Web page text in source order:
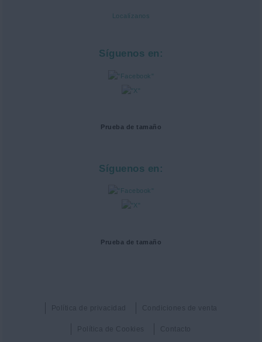
Localízanos
Síguenos en:
Prueba de tamaño
Síguenos en:
Prueba de tamaño
Política de privacidad Condiciones de venta
Política de Cookies Contacto